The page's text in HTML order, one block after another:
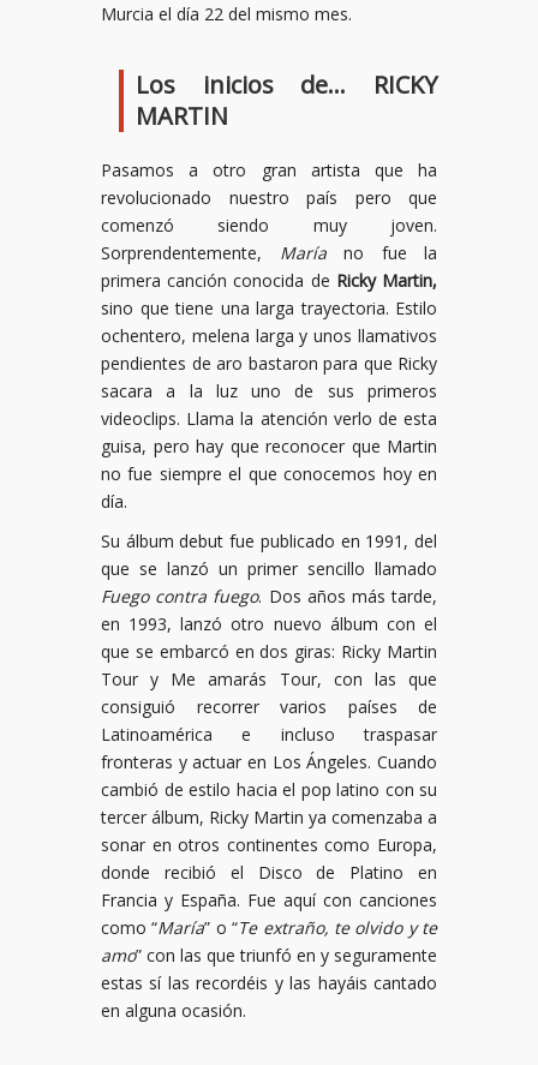
Murcia el día 22 del mismo mes.
Los inicios de… RICKY
MARTIN
Pasamos a otro gran artista que ha
revolucionado nuestro país pero que
comenzó siendo muy joven.
Sorprendentemente, Maríano fue la
primera canción conocida de Ricky Martin,
sino que tiene una larga trayectoria. Estilo
ochentero, melena larga y unos llamativos
pendientes de aro bastaron para que Ricky
sacara a la luz uno de sus primeros
videoclips. Llama la atención verlo de esta
guisa, pero hay que reconocer que Martin
no fue siempre el que conocemos hoy en
día.
Su álbum debut fue publicado en 1991, del
que se lanzó un primer sencillo llamado
Fuego contra fuego. Dos años más tarde,
en 1993, lanzó otro nuevo álbum con el
que se embarcó en dos giras: Ricky Martin
Tour y Me amarás Tour, con las que
consiguió recorrer varios países de
Latinoamérica e incluso traspasar
fronteras y actuar en Los Ángeles. Cuando
cambió de estilo hacia el pop latino con su
tercer álbum, Ricky Martin ya comenzaba a
sonar en otros continentes como Europa,
donde recibió el Disco de Platino en
Francia y España. Fue aquí con canciones
como “María” o “Te extraño, te olvido y te
amo” con las que triunfó en y seguramente
estas sí las recordéis y las hayáis cantado
en alguna ocasión.